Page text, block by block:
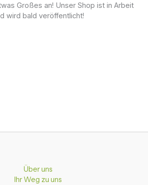
Großes an! Unser Shop ist in Arbeit
wird bald veröffentlicht!
Über uns
Ihr Weg zu uns